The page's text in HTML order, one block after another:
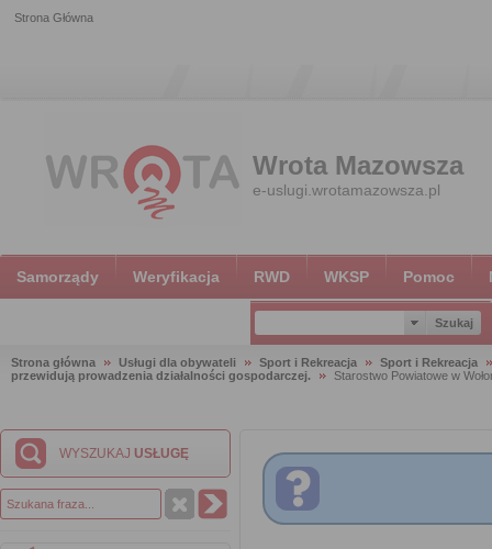
Strona Główna
Wrota Mazowsza
e-uslugi.wrotamazowsza.pl
Samorządy Weryfikacja RWD WKSP Pomoc
Strona główna Usługi dla obywateli Sport i Rekreacja
Sport i Rekreacja
przewidują prowadzenia działalności gospodarczej.
Starostwo Powiatowe w
WYSZUKAJ USŁUGĘ